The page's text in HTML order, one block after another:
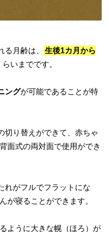
月齢は、
生後1カ月から
らいまでです。
ングが可能であることが特
切り替えができて、赤ちゃ
面式の両対面で使用ができ
れがフルでフラットにな
が寝ることができます。
ように大きな幌（ほろ）が